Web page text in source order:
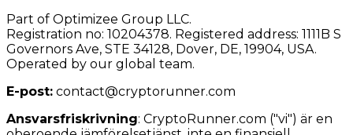
Part of Optimizee Group LLC.
Registration no: 10204378. Registered address: 1111B S
Governors Ave, STE 34128, Dover, DE, 19904, USA.
Operated by our global team.
E-post: contact@cryptorunner.com
Ansvarsfriskrivning: CryptoRunner.com ("vi") är en